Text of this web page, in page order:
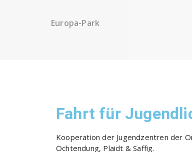
Europa-Park
Fahrt für
Kooperation der Jugendzentren der
Ochtendung, Plaidt & Saffig.